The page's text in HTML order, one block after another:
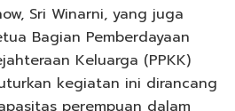
Sri Winarni, yang juga
Bagian Pemberdayaan
Keluarga (PPKK)
kegiatan ini dirancang
perempuan dalam